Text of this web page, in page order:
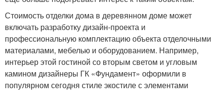
Стоимость отделки дома в деревянном доме может
включать разработку дизайн-проекта и
профессиональную комплектацию объекта отделочными
материалами, мебелью и оборудованием. Например,
интерьер этой гостиной со вторым светом и угловым
камином дизайнеры ГК «Фундамент» оформили в
популярном сегодня стиле экостиле с элементами